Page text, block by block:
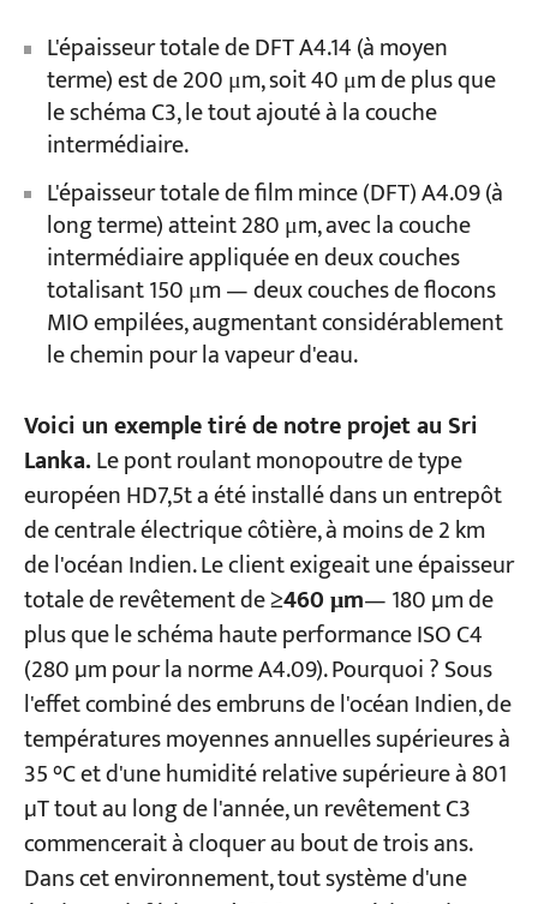
L'épaisseur totale de DFT A4.14 (à moyen
terme) est de 200 μm, soit 40 μm de plus que
le schéma C3, le tout ajouté à la couche
intermédiaire.
L'épaisseur totale de film mince (DFT) A4.09 (à
long terme) atteint 280 μm, avec la couche
intermédiaire appliquée en deux couches
totalisant 150 μm — deux couches de flocons
MIO empilées, augmentant considérablement
le chemin pour la vapeur d'eau.
Voici un exemple tiré de notre projet au Sri
Lanka.Le pont roulant monopoutre de type
européen HD7,5t a été installé dans un entrepôt
de centrale électrique côtière, à moins de 2 km
de l'océan Indien. Le client exigeait une épaisseur
totale de revêtement de≥460 μm— 180 µm de
plus que le schéma haute performance ISO C4
(280 µm pour la norme A4.09). Pourquoi ? Sous
l'effet combiné des embruns de l'océan Indien, de
températures moyennes annuelles supérieures à
35 °C et d'une humidité relative supérieure à 801
µT tout au long de l'année, un revêtement C3
commencerait à cloquer au bout de trois ans.
Dans cet environnement, tout système d'une